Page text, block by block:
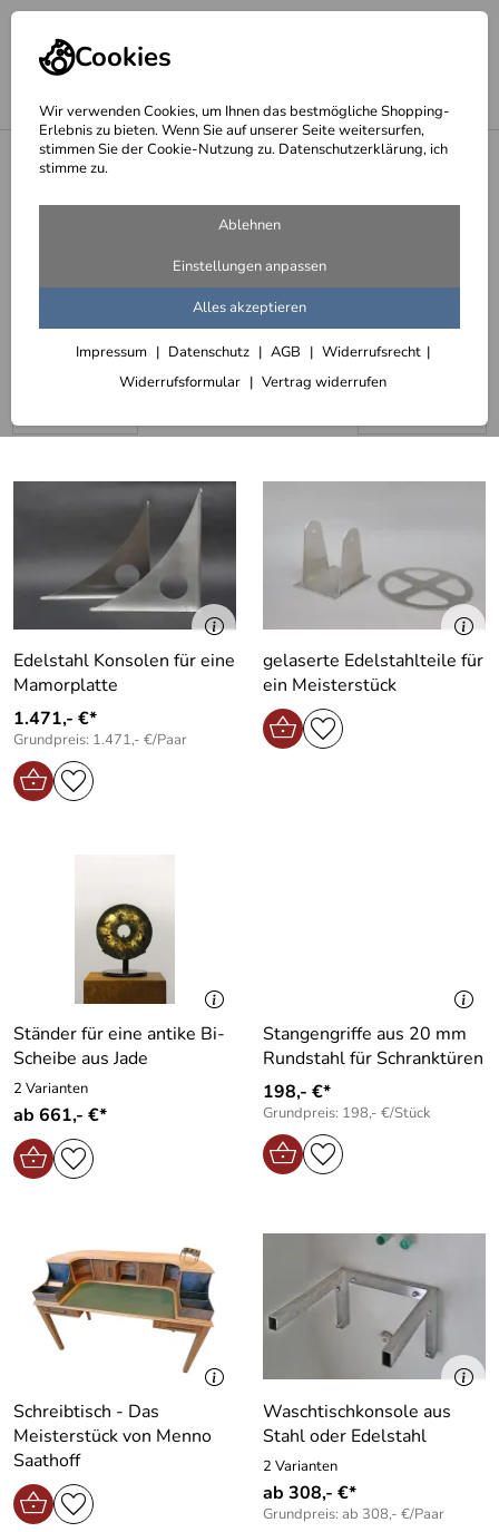
Cookies
Wir verwenden Cookies, um Ihnen das bestmögliche Shopping-
Erlebnis zu bieten. Wenn Sie auf unserer Seite weitersurfen,
stimmen Sie der Cookie-Nutzung zu. Datenschutzerklärung, ich
stimme zu.
Ablehnen
Einstellungen anpassen
Alles akzeptieren
Impressum Datenschutz AGB
Widerrufsrecht
Widerrufsformular
Vertrag widerrufen
Möbel und Accessoires
Möbelbeschläge und
Sonderanfertigungen
Waschtischkonsolen
Edelstahl Konsolen für eine
Mamorplatte
1.471,- €*
Grundpreis: 1.471,- €/Paar
gelaserte Edelstahlteile für
ein Meisterstück
Ständer für eine antike Bi-
Scheibe aus Jade
2 Varianten
ab 661,- €*
Stangengriffe aus 20 mm
Rundstahl für Schranktüren
198,- €*
Grundpreis: 198,- €/Stück
Schreibtisch - Das
Meisterstück von Menno
Saathoff
Waschtischkonsole aus
Stahl oder Edelstahl
2 Varianten
ab 308,- €*
Grundpreis: ab 308,- €/Paar